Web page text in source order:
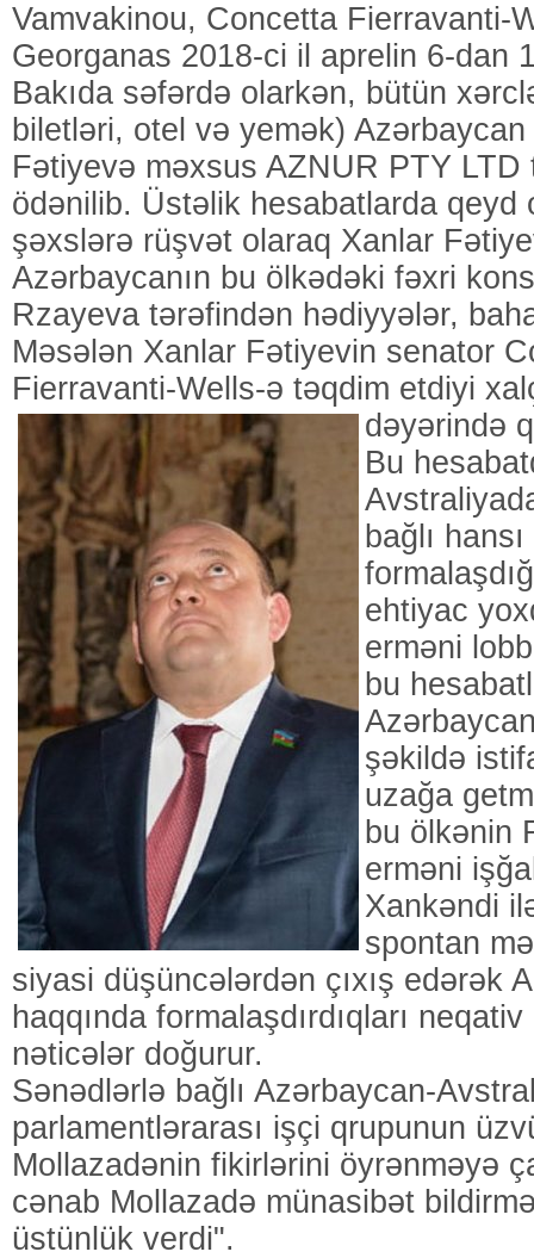
Vamvakinou, Concetta Fierravanti-
Georganas 2018-ci il aprelin 6-dan
Bakıda səfərdə olarkən, bütün
biletləri, otel və yemək) Azərbaycan
Fətiyevə məxsus AZNUR PTY LTD
ödənilib. Üstəlik hesabatlarda qeyd
şəxslərə rüşvət olaraq Xanlar
Azərbaycanın bu ölkədəki fəxri
Rzayeva tərəfindən hədiyyələr,
Məsələn Xanlar Fətiyevin senator
Fierravanti-Wells-ə təqdim etdiyi
dəyərində
Bu
bağlı
ehtiyac
erməni
bu
şəkildə
uzağa
bu ölkənin
erməni
Xankəndi
spontan
siyasi düşüncələrdən çıxış edərək
haqqında formalaşdırdıqları
nəticələr doğurur.
Sənədlərlə bağlı Azərbaycan-
parlamentlərarası işçi qrupunun
Mollazadənin fikirlərini öyrənməyə
cənab Mollazadə münasibət
üstünlük verdi".